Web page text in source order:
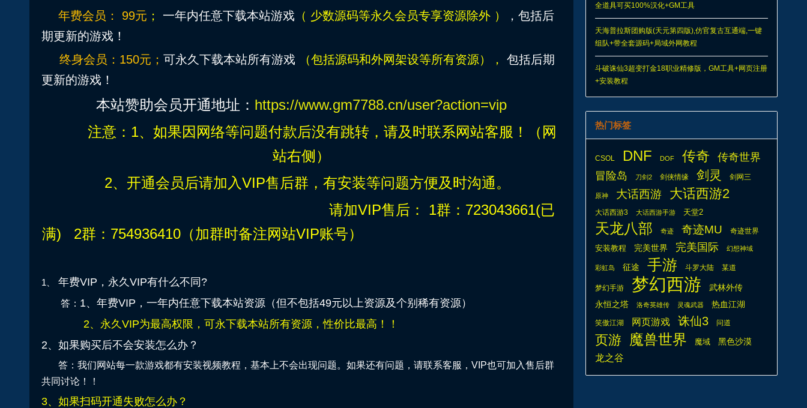
年费会员： 99元 ； 一年内任意下载本站游戏 （ 少数源码等永久会员专享资源除外 ）
，包括后
期更新的游戏！
终身会员：150元； 可永久下载本站所有游戏 （包括源码和外网架设等所有资源）， 包括后期
更新的游戏！
本站赞助会员开通地址： https://www.gm7788.cn/user?action=vip
注意：1、如果因网络等问题付款后没有跳转，请及时联系网站客服！（网
站右侧）
2、开通会员后请加入VIP售后群，有安装等问题方便及时沟通。
请加VIP售后： 1群：723043661(已
满) 2群：754936410（加群时备注网站VIP账号）
1、 年费VIP，永久VIP有什么不同?
答： 1、年费VIP，一年内任意下载本站资源（但不包括49元以上资源及个别稀有资源）
2、永久VIP为最高权限，可永下载本站所有资源，性价比最高！！
2、如果购买后不会安装怎么办？
答：我们网站每一款游戏都有安装视频教程，基本上不会出现问题。如果还有问题，请联系客服，VIP也可加入售后群
共同讨论！！
3、如果扫码开通失败怎么办？
全道具可买100%汉化+GM工具
天海普拉斯团购版(天元第四版),仿官复古互通端,一键
组队+带全套源码+局域外网教程
斗破诛仙3超变打金18职业精修版，GM工具+网页注册
+安装教程
热门标签
CSOL DNF DOF 传奇 传奇世界
冒险岛 刀剑2 剑侠情缘 剑灵 剑网三
原神 大话西游 大话西游2
大话西游3 大话西游手游 天堂2
天龙八部 奇迹 奇迹MU 奇迹世界
安装教程 完美世界 完美国际 幻想神域
彩虹岛 征途 手游 斗罗大陆 某道
梦幻手游 梦幻西游
武林外传
永恒之塔
洛奇英雄传 灵魂武器 热血江湖
笑傲江湖 网页游戏 诛仙3 问道
页游 魔兽世界 魔域 黑色沙漠
龙之谷